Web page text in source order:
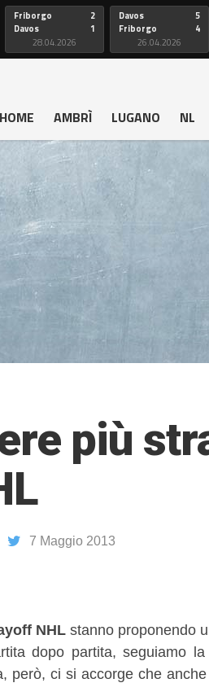
Friborgo
Davos
2
1
28.04.2026
Davos
Friborgo
5
4
26.04.2026
HOME AMBRÌ LUGANO NL
più
7 Maggio 2013
NHL stanno proponendo
dopo partita, seguiamo
però, ci si accorge che